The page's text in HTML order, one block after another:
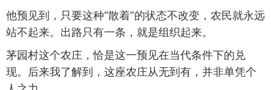
他预见到，只要这种“散着”的状态不改变，农民就永远
站不起来。出路只有一条，就是组织起来。
茅园村这个农庄，恰是这一预见在当代条件下的兑
现。后来我了解到，这座农庄从无到有，并非单凭个